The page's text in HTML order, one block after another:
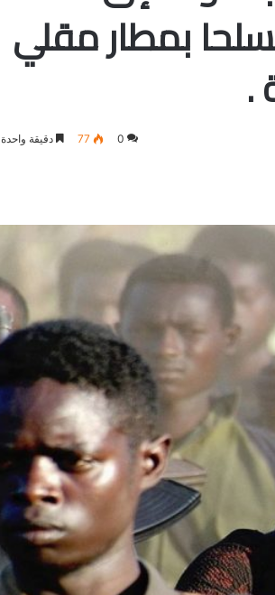
…إلقاء القبض على 40 مسلحا بمطار مقلي
.
0
77 دقيقة واحدة